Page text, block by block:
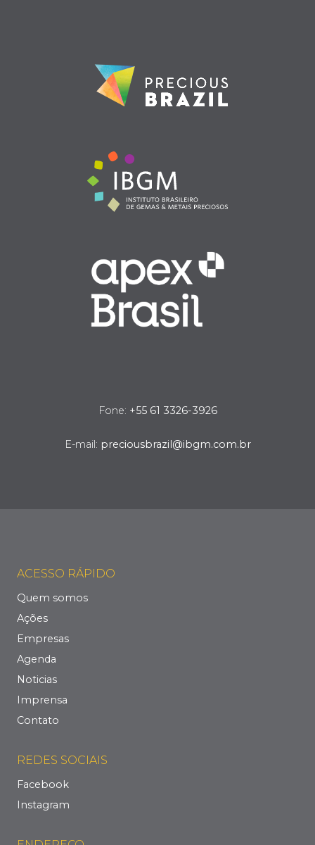
Fone: +55 61 3326-3926
E-mail: preciousbrazil@ibgm.com.br
ACESSO RÁPIDO
Quem somos
Ações
Empresas
Agenda
Noticias
Imprensa
Contato
REDES SOCIAIS
Facebook
Instagram